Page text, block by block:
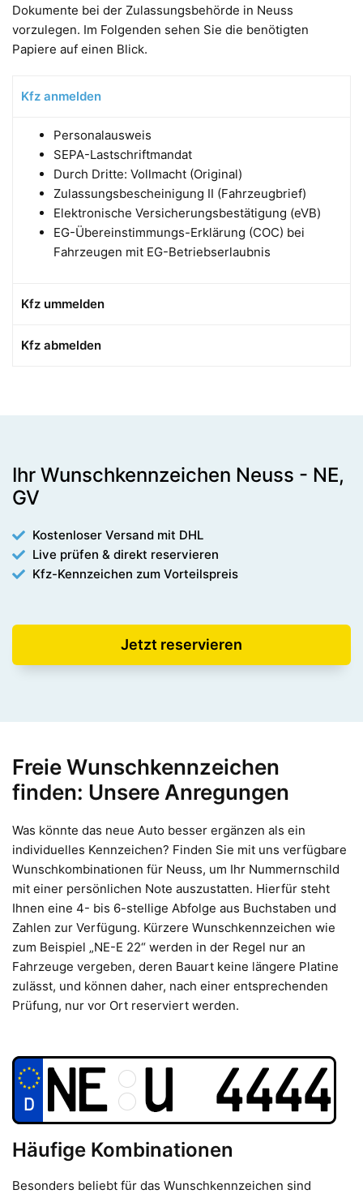
Dokumente bei der Zulassungsbehörde in Neuss
vorzulegen. Im Folgenden sehen Sie die benötigten
Papiere auf einen Blick.
Kfz anmelden
Personalausweis
SEPA-Lastschriftmandat
Durch Dritte: Vollmacht (Original)
Zulassungsbescheinigung II (Fahrzeugbrief)
Elektronische Versicherungsbestätigung (eVB)
EG-Übereinstimmungs-Erklärung (COC) bei
Fahrzeugen mit EG-Betriebserlaubnis
Kfz ummelden
Kfz abmelden
Ihr Wunschkennzeichen Neuss - NE,
GV
Kostenloser Versand mit DHL
Live prüfen & direkt reservieren
Kfz-Kennzeichen zum Vorteilspreis
Jetzt reservieren
Freie Wunschkennzeichen
finden: Unsere Anregungen
Was könnte das neue Auto besser ergänzen als ein
individuelles Kennzeichen? Finden Sie mit uns verfügbare
Wunschkombinationen für Neuss, um Ihr Nummernschild
mit einer persönlichen Note auszustatten. Hierfür steht
Ihnen eine 4- bis 6-stellige Abfolge aus Buchstaben und
Zahlen zur Verfügung. Kürzere Wunschkennzeichen wie
zum Beispiel „NE-E 22“ werden in der Regel nur an
Fahrzeuge vergeben, deren Bauart keine längere Platine
zulässt, und können daher, nach einer entsprechenden
Prüfung, nur vor Ort reserviert werden.
Häufige Kombinationen
Besonders beliebt für das Wunschkennzeichen sind